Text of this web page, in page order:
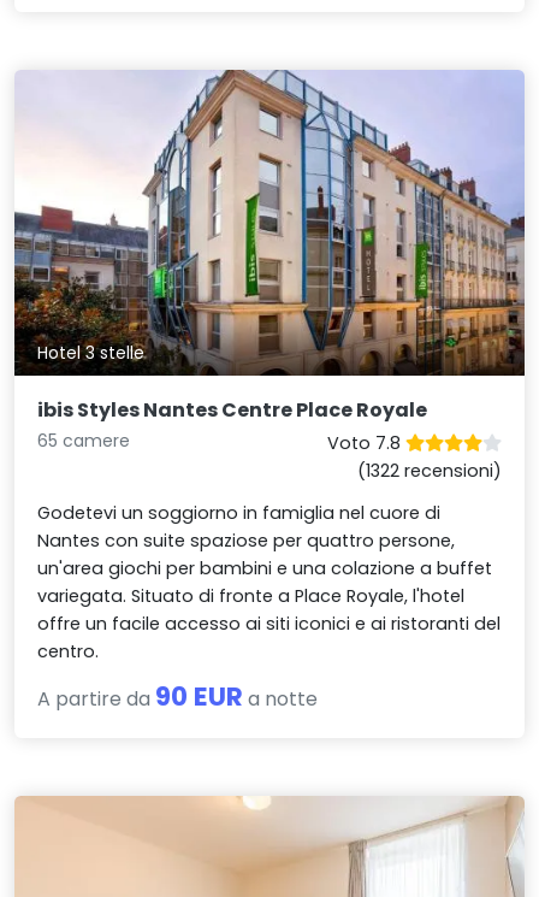
Hotel 3 stelle
ibis Styles Nantes Centre Place Royale
65 camere
Voto 7.8
(1322 recensioni)
Godetevi un soggiorno in famiglia nel cuore di
Nantes con suite spaziose per quattro persone,
un'area giochi per bambini e una colazione a buffet
variegata. Situato di fronte a Place Royale, l'hotel
offre un facile accesso ai siti iconici e ai ristoranti del
centro.
A partire da 90 EUR a notte